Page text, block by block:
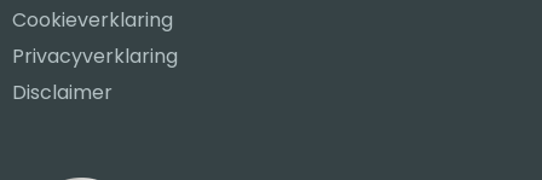
Cookieverklaring
Privacyverklaring
Disclaimer